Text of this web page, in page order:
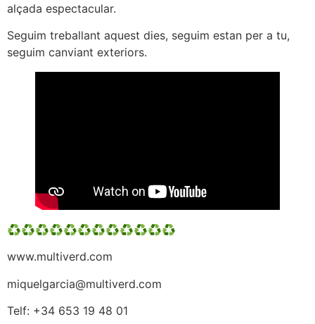
alçada espectacular.
Seguim treballant aquest dies, seguim estan per a tu,
seguim canviant exteriors.
♻️♻️♻️♻️♻️♻️♻️♻️♻️♻️♻️♻️
www.multiverd.com
miquelgarcia@multiverd.com
Telf: +34 653 19 48 01